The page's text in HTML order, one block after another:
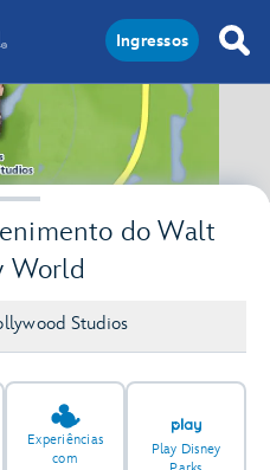
Ingressos
do Walt
World
Studios
Experiências
com
Play Disney